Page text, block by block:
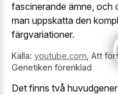
fascinerande ämne, och
man uppskatta den
färgvariationer.
Källa: youtube.com Att
Genetiken förenklad
Det finns två